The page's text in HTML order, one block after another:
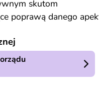
skutom
poprawą danego